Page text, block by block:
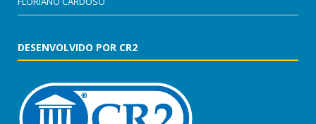
DESENVOLVIDO POR CR2